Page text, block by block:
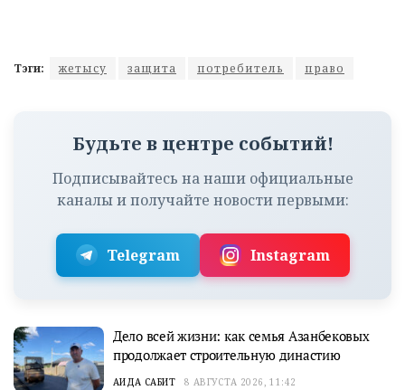
Тэги: жетысу защита потребитель право
Будьте в центре событий!
Подписывайтесь на наши официальные
каналы и получайте новости первыми:
Telegram Instagram
Дело всей жизни: как семья Азанбековых
продолжает строительную династию
АИДА САБИТ 8 АВГУСТА 2026, 11:42